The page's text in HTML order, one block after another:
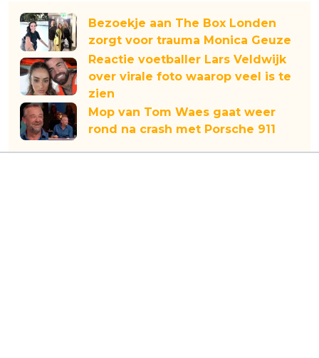
Bezoekje aan The Box Londen
zorgt voor trauma Monica Geuze
Reactie voetballer Lars Veldwijk
over virale foto waarop veel is te
zien
Mop van Tom Waes gaat weer
rond na crash met Porsche 911